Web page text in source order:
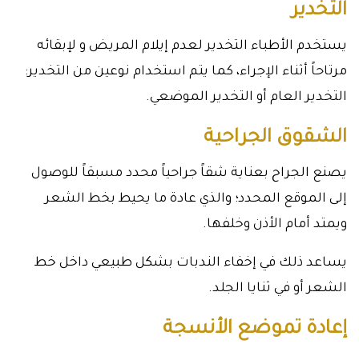
التخدير
يستخدم الأطباء التخدير لعدم إيلام المريض و لإبقائه
مرتاحاً أثناء الإجراء، كما يتم استخدام نوعين من التخدير:
التخدير العام أو التخدير الموضعي.
الشقوق الجراحية
يصنع الجراح بعناية شقاً جراحياً محدد مسبقاً للوصول
إلى الموقع المحدد؛ والذي عادة ما يحيط بخط الشعر
ويمتد أمام الأذن وخلفها.
يساعد ذلك في إخفاء الندبات بشكل طبيعي داخل خط
الشعر أو في ثنايا الجلد.
إعادة تموضع الأنسجة